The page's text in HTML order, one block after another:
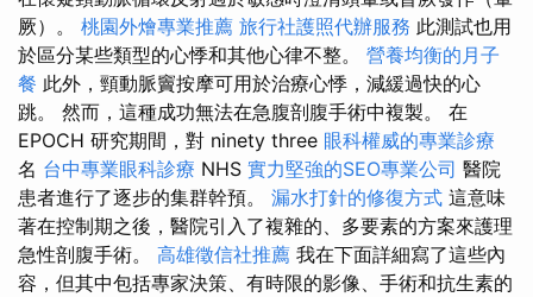
厥）。 桃園外燴專業推薦 旅行社護照代辦服務 此測試也用
於區分某些類型的心悸和其他心律不整。 營養均衡的月子
餐 此外，頸動脈竇按摩可用於治療心悸，減緩過快的心
跳。 然而，這種成功無法在急腹剖腹手術中複製。 在
EPOCH 研究期間，對 ninety three 眼科權威的專業診療
名 台中專業眼科診療 NHS 實力堅強的SEO專業公司 醫院
患者進行了逐步的集群幹預。 漏水打針的修復方式 這意味
著在控制期之後，醫院引入了複雜的、多要素的方案來護理
急性剖腹手術。 高雄徵信社推薦 我在下面詳細寫了這些內
容，但其中包括專家決策、有時限的影像、手術和抗生素的